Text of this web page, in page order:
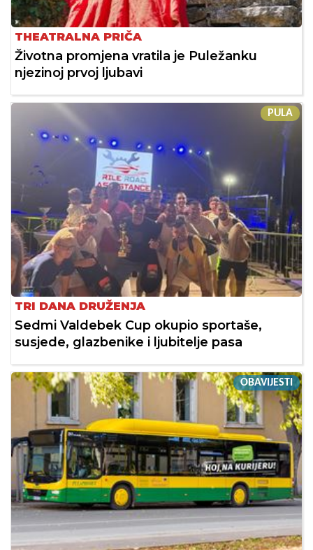
THEATRALNA PRIČA
Životna promjena vratila je Puležanku
njezinoj prvoj ljubavi
PULA
TRI DANA DRUŽENJA
Sedmi Valdebek Cup okupio sportaše,
susjede, glazbenike i ljubitelje pasa
OBAVIJESTI